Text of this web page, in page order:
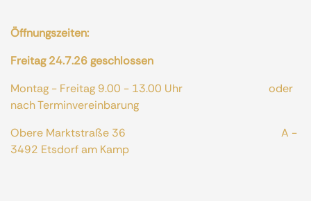
Öffnungszeiten:
Freitag 24.7.26 geschlossen
Montag - Freitag 9.00 - 13.00 Uhr oder
nach Terminvereinbarung
Obere Marktstraße 36 A -
3492 Etsdorf am Kamp